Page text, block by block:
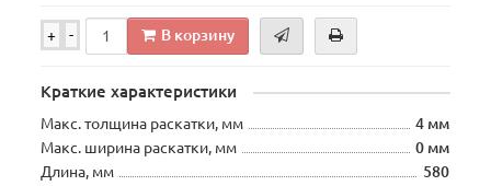
+ - В корзину
Краткие характеристики
Макс. толщина раскатки, мм
4 мм
Макс. ширина раскатки, мм
0 мм
Длина, мм
580